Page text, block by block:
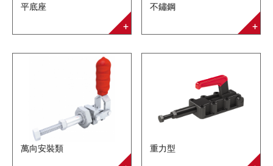
平底座 不鏽鋼
萬向安裝類 重力型